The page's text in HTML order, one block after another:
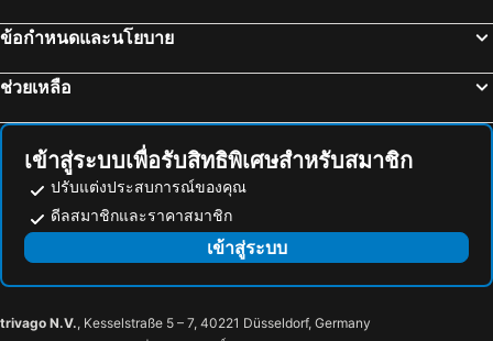
Echigo Yuzawa Hot Spring
Tokyo Disneyland
Kamikochi
บ่อน้ำร้อนคุซัทสึ
สถานีอากิฮาบาระ
Ginza Metro Station
Gotemba Premium Outlets
นาริตะโคคุไซคูโค
Yokohama Station
ข้อกำหนดและนโยบาย
ช่วยเหลือ
เข้าสู่ระบบเพื่อรับสิทธิพิเศษสำหรับสมาชิก
ปรับแต่งประสบการณ์ของคุณ
ดีลสมาชิกและราคาสมาชิก
เข้าสู่ระบบ
trivago N.V., Kesselstraße 5 – 7, 40221 Düsseldorf, Germany